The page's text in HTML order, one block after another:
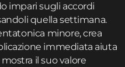
impari sugli accordi
quella settimana.
minore, crea
immediata aiuta
il suo valore